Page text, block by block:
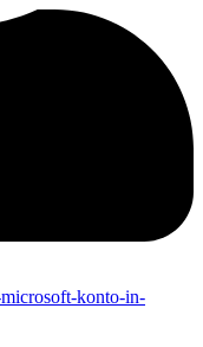
konto-in-